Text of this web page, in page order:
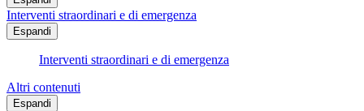
Interventi straordinari e di emergenza
Espandi
Interventi straordinari e di emergenza
Altri contenuti
Espandi